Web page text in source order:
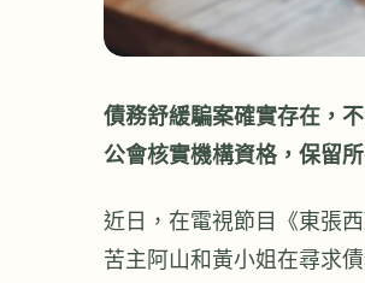
債務舒緩騙案確實存在，
公會核實機構資格，保留
近日，在電視節目《東張
苦主阿山和黃小姐在尋求